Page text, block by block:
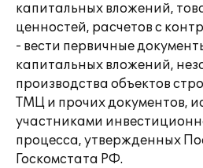
капитальных вложений,
ценностей, расчетов с
- вести первичные
капитальных вложений,
производства объектов
ТМЦ и прочих документов,
участниками
процесса, утвержденных
Госкомстата РФ.